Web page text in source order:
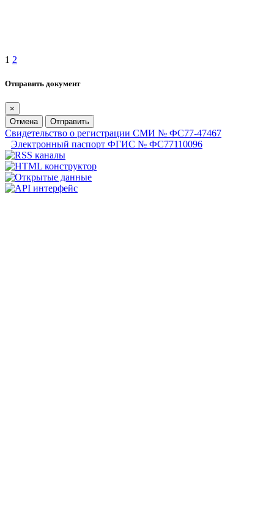
1 2
Отправить документ
×
Отмена
Отправить
Свидетельство о регистрации СМИ № ФС77-47467
Электронный паспорт ФГИС № ФС77110096